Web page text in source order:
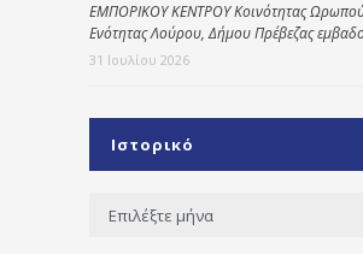
ΕΜΠΟΡΙΚΟΥ ΚΕΝΤΡΟΥ Κοινότητας
Ενότητας Λούρου, Δήμου Πρέβεζας
31 Ιουλίου 2026
Ιστορικό
Ιστορικό